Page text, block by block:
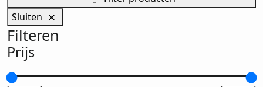
Sluiten
Filteren
Prijs